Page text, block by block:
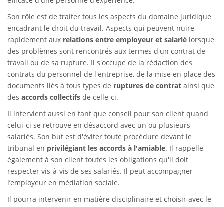
Son rôle est de traiter tous les aspects du domaine juridique
encadrant le droit du travail. Aspects qui peuvent nuire
rapidement aux relations entre employeur et salarié lorsque
des problèmes sont rencontrés aux termes d'un contrat de
travail ou de sa rupture. Il s'occupe de la rédaction des
contrats du personnel de l'entreprise, de la mise en place des
documents liés à tous types de ruptures de contrat ainsi que
des accords collectifs de celle-ci.
Il intervient aussi en tant que conseil pour son client quand
celui-ci se retrouve en désaccord avec un ou plusieurs
salariés. Son but est d'éviter toute procédure devant le
tribunal en privilégiant les accords à l'amiable. Il rappelle
également à son client toutes les obligations qu'il doit
respecter vis-à-vis de ses salariés. Il peut accompagner
l’employeur en médiation sociale.
Il pourra intervenir en matière disciplinaire et choisir avec le